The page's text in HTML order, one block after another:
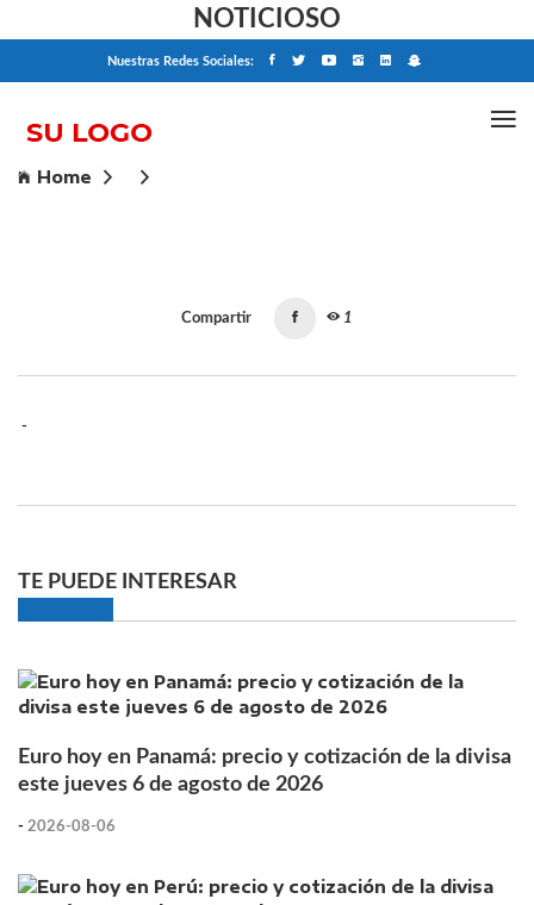
NOTICIOSO
Nuestras Redes Sociales:
Home
Compartir 1
-
TE PUEDE INTERESAR
Euro hoy en Panamá: precio y cotización de la divisa
este jueves 6 de agosto de 2026
- 2026-08-06